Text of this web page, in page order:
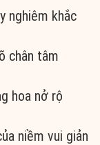
nghiêm khắc
chân tâm
hoa nở rộ
niềm vui giản